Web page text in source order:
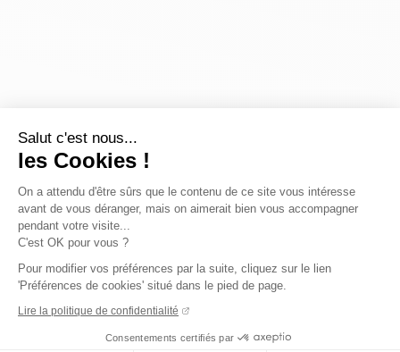
Salut c'est nous...
les Cookies !
On a attendu d'être sûrs que le contenu de ce site vous intéresse
avant de vous déranger, mais on aimerait bien vous accompagner
pendant votre visite...
C'est OK pour vous ?
Pour modifier vos préférences par la suite, cliquez sur le lien
'Préférences de cookies' situé dans le pied de page.
Lire la politique de confidentialité
Consentements certifiés par